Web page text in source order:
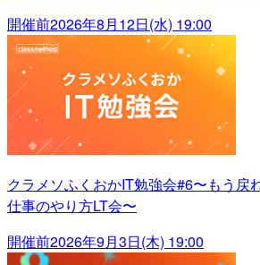
開催前2026年8月12日(水) 19:00
クラメソふくおかIT勉強会#6〜もう戻
仕事のやり方LT会〜
開催前2026年9月3日(木) 19:00